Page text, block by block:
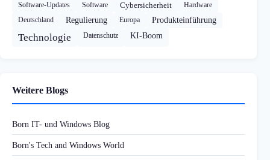
Software-Updates
Software Cybersicherheit
Hardware
Deutschland
Regulierung Europa Produkteinführung
Technologie Datenschutz KI-Boom
Weitere Blogs
Born IT- und Windows Blog
Born's Tech and Windows World